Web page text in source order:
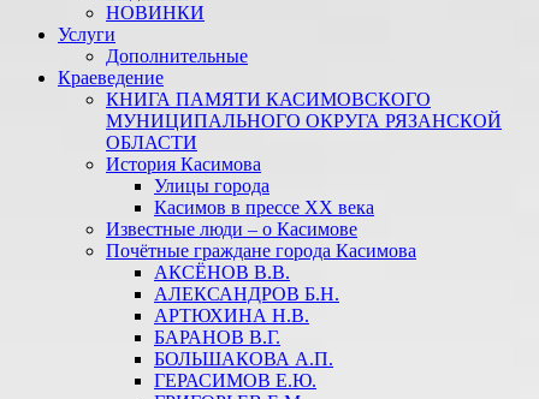
НОВИНКИ
Услуги
Дополнительные
Краеведение
КНИГА ПАМЯТИ КАСИМОВСКОГО
МУНИЦИПАЛЬНОГО ОКРУГА РЯЗАНСКОЙ
ОБЛАСТИ
История Касимова
Улицы города
Касимов в прессе XX века
Известные люди – о Касимове
Почётные граждане города Касимова
АКСЁНОВ В.В.
АЛЕКСАНДРОВ Б.Н.
АРТЮХИНА Н.В.
БАРАНОВ В.Г.
БОЛЬШАКОВА А.П.
ГЕРАСИМОВ Е.Ю.